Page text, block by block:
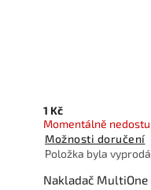
1 Kč
Momentálně
Možnosti doručení
Položka byla
Nakladač